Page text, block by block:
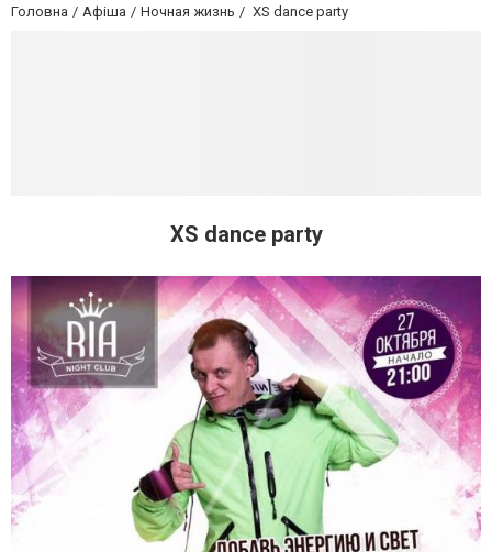
Головна Афіша Ночная жизнь XS dance party
XS dance party